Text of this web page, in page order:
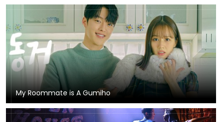
My Roommate is A Gumiho